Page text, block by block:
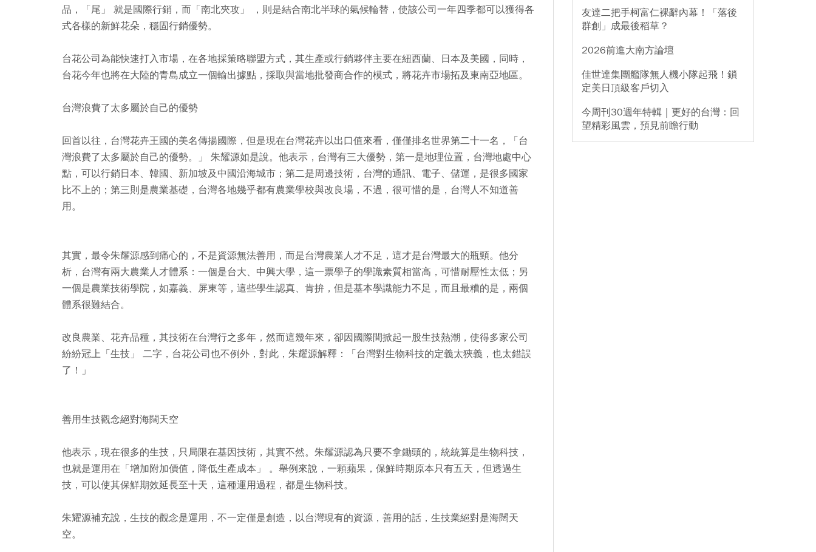
品，「尾」 就是國際行銷，而「南北夾攻」 ，則是結合南北半球的氣候輪替，使該公司一年四季都可以獲得各
式各樣的新鮮花朵，穩固行銷優勢。
台花公司為能快速打入市場，在各地採策略聯盟方式，其生產或行銷夥伴主要在紐西蘭、日本及美國，同時，
台花今年也將在大陸的青島成立一個輸出據點，採取與當地批發商合作的模式，將花卉市場拓及東南亞地區。
台灣浪費了太多屬於自己的優勢
回首以往，台灣花卉王國的美名傳揚國際，但是現在台灣花卉以出口值來看，僅僅排名世界第二十一名，「台
灣浪費了太多屬於自己的優勢。」 朱耀源如是說。他表示，台灣有三大優勢，第一是地理位置，台灣地處中心
點，可以行銷日本、韓國、新加坡及中國沿海城市；第二是周邊技術，台灣的通訊、電子、儲運，是很多國家
比不上的；第三則是農業基礎，台灣各地幾乎都有農業學校與改良場，不過，很可惜的是，台灣人不知道善
用。
其實，最令朱耀源感到痛心的，不是資源無法善用，而是台灣農業人才不足，這才是台灣最大的瓶頸。他分
析，台灣有兩大農業人才體系：一個是台大、中興大學，這一票學子的學識素質相當高，可惜耐壓性太低；另
一個是農業技術學院，如嘉義、屏東等，這些學生認真、肯拚，但是基本學識能力不足，而且最糟的是，兩個
體系很難結合。
改良農業、花卉品種，其技術在台灣行之多年，然而這幾年來，卻因國際間掀起一股生技熱潮，使得多家公司
紛紛冠上「生技」 二字，台花公司也不例外，對此，朱耀源解釋：「台灣對生物科技的定義太狹義，也太錯誤
了！」
善用生技觀念絕對海闊天空
他表示，現在很多的生技，只局限在基因技術，其實不然。朱耀源認為只要不拿鋤頭的，統統算是生物科技，
也就是運用在「增加附加價值，降低生產成本」 。舉例來說，一顆蘋果，保鮮時期原本只有五天，但透過生
技，可以使其保鮮期效延長至十天，這種運用過程，都是生物科技。
朱耀源補充說，生技的觀念是運用，不一定僅是創造，以台灣現有的資源，善用的話，生技業絕對是海闊天
空。
友達二把手柯富仁裸辭內幕！「落後
群創」成最後稻草？
2026前進大南方論壇
佳世達集團艦隊無人機小隊起飛！鎖
定美日頂級客戶切入
今周刊30週年特輯｜更好的台灣：回
望精彩風雲，預見前瞻行動